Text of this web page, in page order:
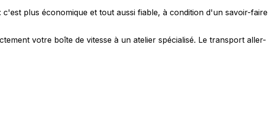
plus économique et tout aussi fiable, à condition d'un savoir-faire
votre boîte de vitesse à un atelier spécialisé. Le transport aller-